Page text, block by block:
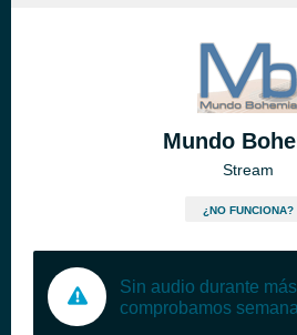
Mundo
Stream
¿NO FUNCIONA?
Sin audio durante
comprobamos